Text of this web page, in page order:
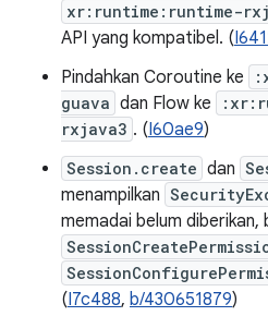
xr:runtime:runtime-
API yang kompatibel. (
Pindahkan Coroutine ke
guava dan Flow ke
rxjava3 . (I60ae9)
Session.create dan
menampilkan
memadai belum diberikan,
(I7c488, b/430651879)